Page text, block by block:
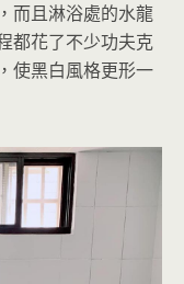
而且淋浴處的水龍
都花了不少功夫克
使黑白風格更形一